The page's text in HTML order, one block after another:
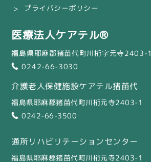
プライバシーポリシー
医療法人ケアテル®
福島県耶麻郡猪苗代町川桁字元寺2403-1
0242-66-3030
介護老人保健施設ケアテル猪苗代
福島県耶麻郡猪苗代町川桁元寺2403-1
0242-66-3500
通所リハビリテーションセンター
福島県耶麻郡猪苗代町川桁元寺2403-1